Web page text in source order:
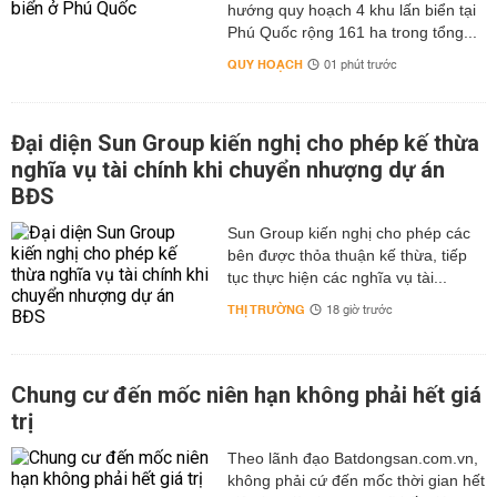
hướng quy hoạch 4 khu lấn biển tại
Phú Quốc rộng 161 ha trong tổng...
QUY HOẠCH 01 phút trước
Đại diện Sun Group kiến nghị cho phép kế thừa
nghĩa vụ tài chính khi chuyển nhượng dự án
BĐS
Sun Group kiến nghị cho phép các
bên được thỏa thuận kế thừa, tiếp
tục thực hiện các nghĩa vụ tài...
THỊ TRƯỜNG 18 giờ trước
Chung cư đến mốc niên hạn không phải hết giá
trị
Theo lãnh đạo Batdongsan.com.vn,
không phải cứ đến mốc thời gian hết